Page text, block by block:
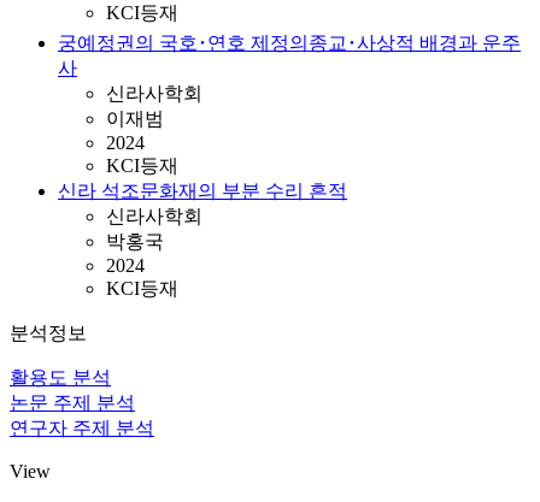
KCI등재
궁예정권의 국호･연호 제정의종교･사상적 배경과 운주
사
신라사학회
이재범
2024
KCI등재
신라 석조문화재의 부분 수리 흔적
신라사학회
박홍국
2024
KCI등재
분석정보
활용도 분석
논문 주제 분석
연구자 주제 분석
View